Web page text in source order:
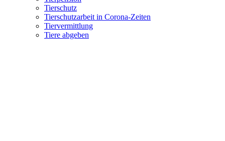
Tierschutz
Tierschutzarbeit in Corona-Zeiten
Tiervermittlung
Tiere abgeben